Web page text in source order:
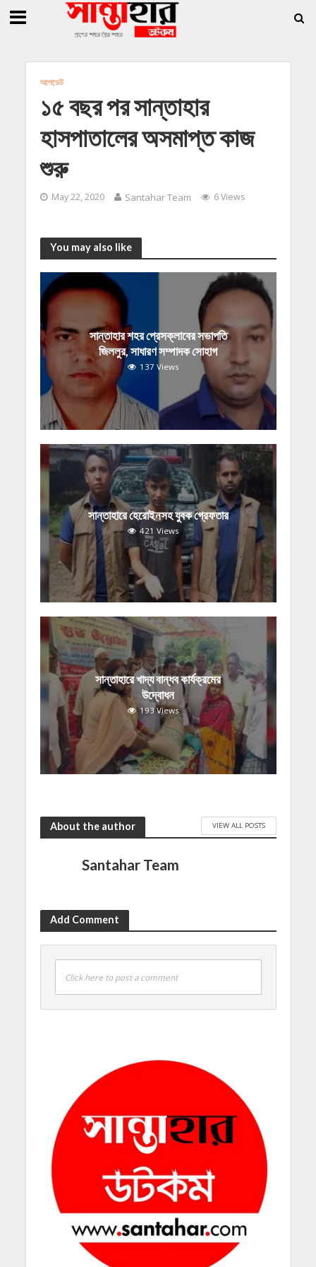
জিললুর, সাধারণ সম্পাদক সোহাগ » সান্তাহারে হেরোইনসহ যুবক গ্রেফতার
আপডেট
১৫ বছর পর সান্তাহার
হাসপাতালের অসমাপ্ত কাজ
শুরু
May 22, 2020 Santahar Team 6 Views
You may also like
সান্তাহার শহর প্রেসক্লাবের সভাপতি
জিললুর, সাধারণ সম্পাদক সোহাগ
137 Views
সান্তাহারে হেরোইনসহ যুবক গ্রেফতার
421 Views
সান্তাহারে খাদ্য বান্ধব কার্যক্রমের
উদ্বোধন
193 Views
About the author VIEW ALL POSTS
Santahar Team
Add Comment
Click here to post a comment